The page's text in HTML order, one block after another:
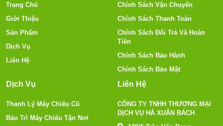
Trang Chủ
Giới Thiệu
Sản Phẩm
Dịch Vụ
Liên Hệ
Chính Sách Vận Chuyển
Chính Sách Thanh Toán
Chính Sách Đổi Trả Và Hoàn
Tiền
Chính Sách Bảo Hành
Chính Sách Bảo Mật
Dịch Vụ
Thanh Lý Máy Chiếu Cũ
Bảo Trì Máy Chiếu Tận Nơi
Liên Hệ
CÔNG TY TNHH THƯƠNG MẠI
DỊCH VỤ HÀ XUÂN BÁCH